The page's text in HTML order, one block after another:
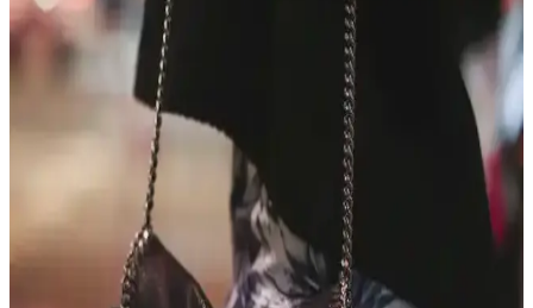
Çocukça Bulunan Çanta Tasarımları ve Stil
Algısının Sosyal ve Kültürel Boyutları
Çanta tasarımlarında renkli ve neşeli modellerin 'çocukça' algısı,
bireysel ifade ve kültürel farklılıklarla şekillenir. Stil, özgünlük ve
mutlulukla anlam kazanır.
Opus Emiliano Aemilianus Mini Çantası: Sanat ve
El İşçiliğinin Özgün Buluşması
Opus Emiliano'nun Aemilianus Mini modeli, özgün geometrik
tasarımı ve yüksek işçilik kalitesiyle lüks çanta pazarında estetik ve
koleksiyon değeri sunuyor.